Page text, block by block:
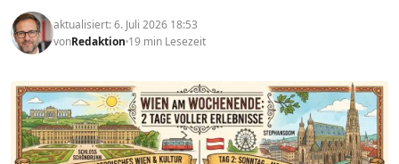
aktualisiert: 6. Juli 2026 18:53
vonRedaktion 19 min Lesezeit